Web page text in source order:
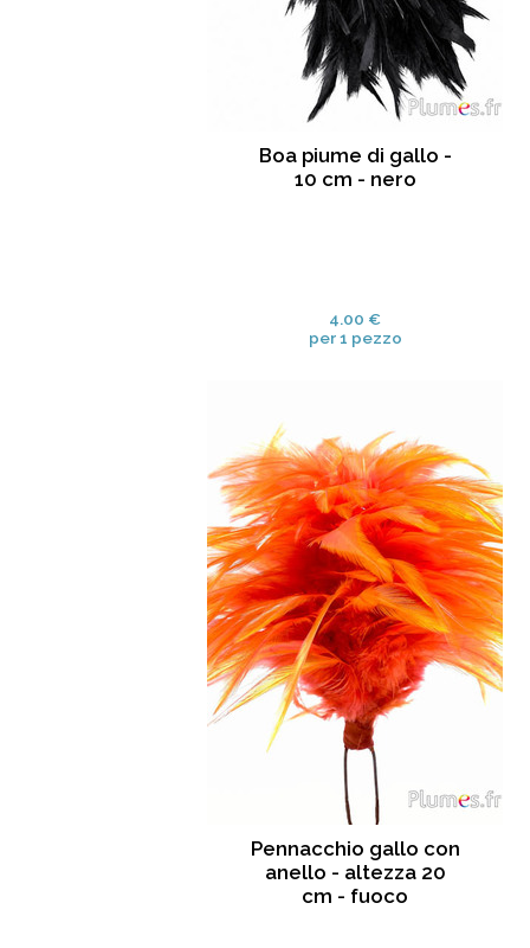
Boa piume di gallo -
10 cm - nero
4.00 €
per 1 pezzo
Pennacchio gallo con
anello - altezza 20
cm - fuoco